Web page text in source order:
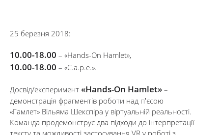
25 березня 2018:
10.00-18.00 – «Hands-On Hamlet»,
10.00-18.00 – «C.a.p.e.».
Досвід/експеримент «Hands-On Hamlet» –
демонстрація фрагментів роботи над п′єсою
«Гамлет» Вільяма Шекспіра у віртуальній реальності.
Команда продемонструє два підходи до інтерпретації